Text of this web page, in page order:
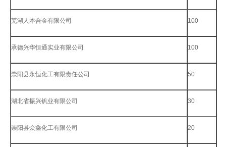
芜湖人本合金有限公司 100
承德兴华恒通实业有限公司 100
崇阳县永恒化工有限责任公司 50
湖北省振兴钒业有限公司 30
崇阳县众鑫化工有限公司 20